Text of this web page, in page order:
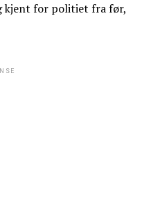
kjent for politiet fra før,